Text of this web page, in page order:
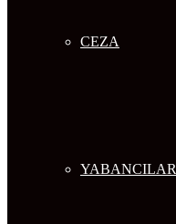
CEZA
YABANCILAR